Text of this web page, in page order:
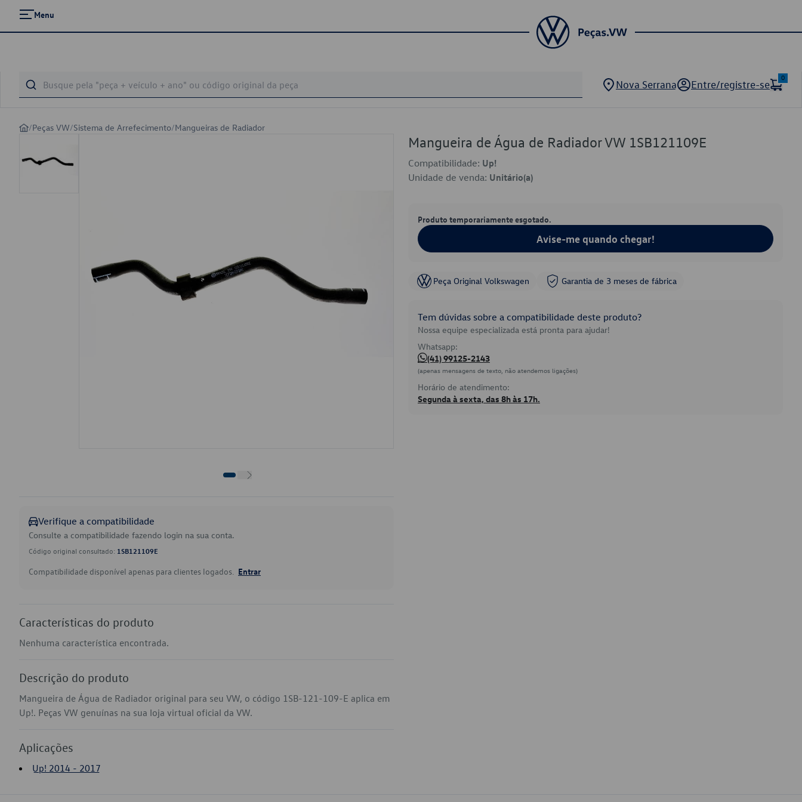
Menu
Nova Serrana Entre/registre-se
0
/Peças VW/Sistema de Arrefecimento/Mangueiras de Radiador
Verifique a compatibilidade
Consulte a compatibilidade fazendo login na sua conta.
Código original consultado: 1SB121109E
Compatibilidade disponível apenas para clientes logados. Entrar
Características do produto
Nenhuma característica encontrada.
Descrição do produto
Mangueira de Água de Radiador original para seu VW, o código 1SB-121-109-E aplica em
Up!. Peças VW genuínas na sua loja virtual oficial da VW.
Aplicações
Up! 2014 - 2017
Mangueira de Água de Radiador VW 1SB121109E
Compatibilidade: Up!
Unidade de venda: Unitário(a)
Produto temporariamente esgotado.
Avise-me quando chegar!
Peça Original Volkswagen Garantia de 3 meses de fábrica
Tem dúvidas sobre a compatibilidade deste produto?
Nossa equipe especializada está pronta para ajudar!
Whatsapp:
(41) 99125-2143
(apenas mensagens de texto, não atendemos ligações)
Horário de atendimento:
Segunda à sexta, das 8h às 17h.